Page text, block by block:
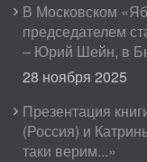
В Московском
председателем
– Юрий Шейн, в
28 ноября 2025
Презентация
(Россия) и
таки верим...»